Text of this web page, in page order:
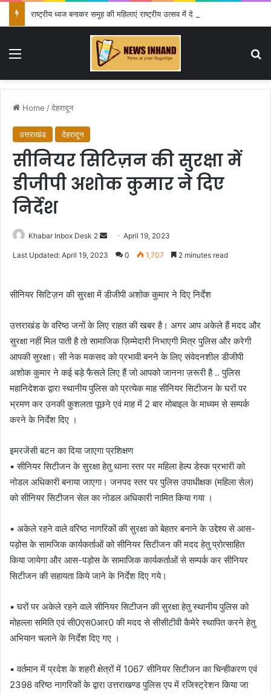
Menu
Home /देहरादून
उत्तराखंड देहरादून
सीनियर सिटिज़न की सुरक्षा में
डीजीपी अशोक कुमार ने दिए
निर्देश
Khabar Inbox Desk 2
SendApril 19, 2023
Last Updated: April 19, 2023 0 1,707 2 minutes read
सीनियर सिटिज़न की सुरक्षा में डीजीपी अशोक कुमार ने दिए निर्देश
उत्तराखंड के वरिष्ठ जनों के लिए राहत की खबर है। अगर आप अकेले हैं मदद और
सुरक्षा नहीं मिल पाती है तो सामाजिक ज़िम्मेदारी निभाएगी मित्र पुलिस और करेगी
आपकी सुरक्षा। सी नेक मकसद को प्रभावी बनने के लिए संवेदनशील डीजीपी
अशोक कुमार ने कई बड़े फैसले लिए हैं जो आपको जानना ज़रूरी है .. पुलिस
महानिदेशक द्वारा स्थानीय पुलिस को प्रत्येक माह सीनियर सिटीजन के घरों पर
भ्रमण कर उनकी कुशलता पूछने एवं माह में 2 बार मोबाइल के माध्यम से सम्पर्क
करने के निर्देश दिए ।
इमरजेंसी बटन का दिया जाएगा प्रशिक्षण
• सीनियर सिटीजन के सुरक्षा हेतु थाना स्तर पर महिला हेल्प डेस्क प्रभारी को
नोडल अधिकारी बनाया जाएगा। जनपद स्तर पर पुलिस उपाधीक्षक (महिला सेल)
को सीनियर सिटीजन सेल का नोडल अधिकारी नामित किया गया ।
• अकेले रहने वाले वरिष्ठ नागरिकों की सुरक्षा को बेहतर बनाने के उद्देश्य से आस-
पड़ोस के सामजिक कार्यकर्ताओं को सीनियर सिटीजन की मदद हेतु प्रोत्साहित
किया जायेगा और आस-पड़ोस के सामाजिक कार्यकर्ताओं से सम्पर्क कर सीनियर
सिटीजन की सहायता किये जाने के निर्देश दिए गये।
• घरों पर अकेले रहने वाले सीनियर सिटीजन की सुरक्षा हेतु स्थानीय पुलिस को
मोहल्ला समिति एवं सी0एस0आर0 की मदद से सीसीटीवी कैमेरे स्थापित करने हेतु
अभियान चलाने के निर्देश दिए गए ।
• वर्तमान में प्रदेश के शहरी क्षेत्रों में 1067 सीनियर सिटीजन का चिन्हीकरण एवं
2398 वरिष्ठ नागरिकों के द्वारा उत्तराखण्ड पुलिस एप में रजिस्ट्रेशन किया जा